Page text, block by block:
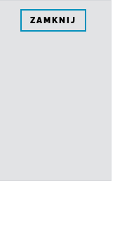
ZAMKNIJ